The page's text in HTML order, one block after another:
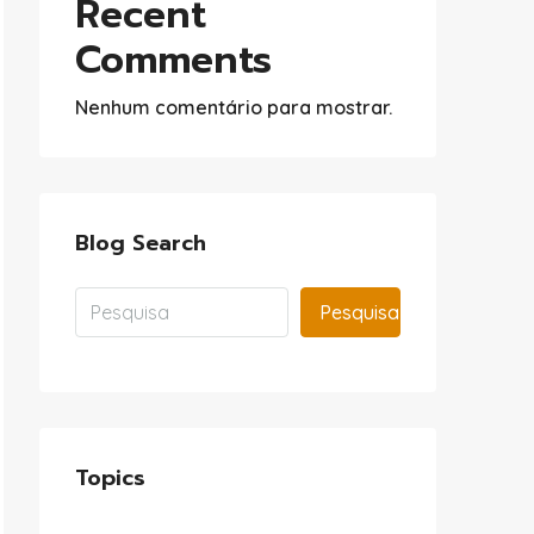
Recent
Comments
Nenhum comentário para mostrar.
Blog Search
Pesquisa
Topics